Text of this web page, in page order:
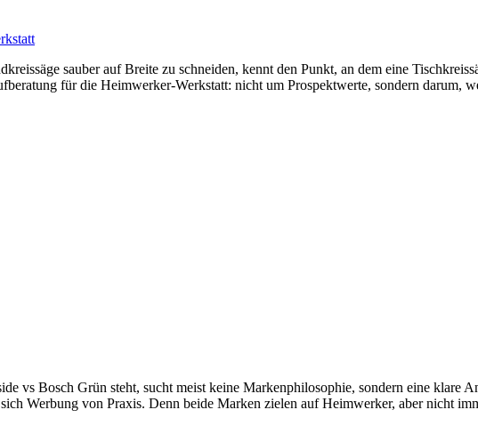
sauber auf Breite zu schneiden, kennt den Punkt, an dem eine
für die Heimwerker-Werkstatt: nicht um Prospektwerte, sondern
vs Bosch Grün steht, sucht meist keine Markenphilosophie, sondern eine klare
Werbung von Praxis. Denn beide Marken zielen auf Heimwerker, aber nicht